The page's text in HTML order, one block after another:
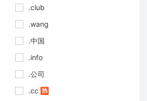
.club
.wang
.中国
.info
.公司
.cc